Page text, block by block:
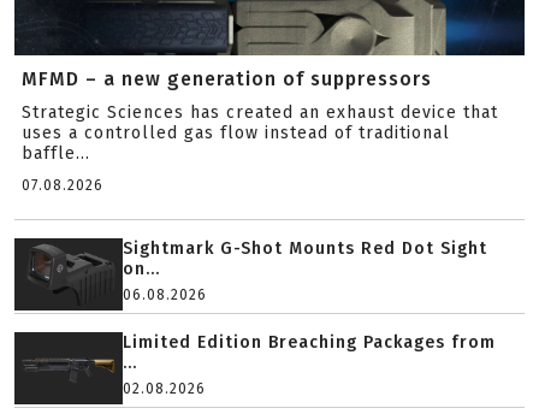
MFMD – a new generation of suppressors
Strategic Sciences has created an exhaust device that
uses a controlled gas flow instead of traditional
baffle...
07.08.2026
Sightmark G-Shot Mounts Red Dot Sight
on...
06.08.2026
Limited Edition Breaching Packages from
...
02.08.2026